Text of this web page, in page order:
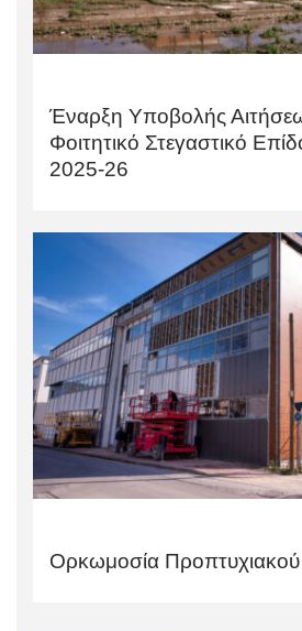
Έναρξη Υποβολής
Φοιτητικό Στεγαστικό
2025-26
Ορκωμοσία Προπτυχιακού